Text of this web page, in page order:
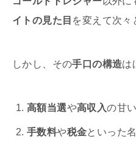
イトの見た目 を変えて次々
しかし、その手口の構造は
高額当選や高収入の甘
手数料や税金といった